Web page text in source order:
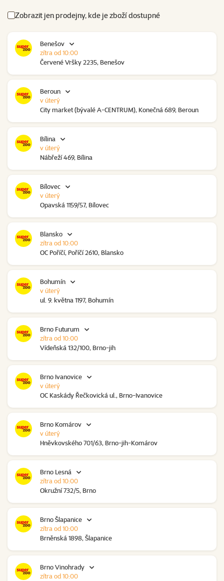
Zobrazit jen prodejny, kde je zboží dostupné
Benešov
Červené Vršky 2235, Benešov
zítra od 10:00
Beroun
City market (bývalé A-CENTRUM), Konečná 689, Beroun
v úterý
Bílina
Nábřeží 469, Bílina
v úterý
Bílovec
Opavská 1159/57, Bílovec
v úterý
Blansko
OC Poříčí, Poříčí 2610, Blansko
zítra od 10:00
Bohumín
ul. 9. května 1197, Bohumín
v úterý
Brno Futurum
Vídeňská 132/100, Brno-jih
zítra od 10:00
Brno Ivanovice
OC Kaskády Řečkovická ul., Brno-Ivanovice
v úterý
Brno Komárov
Hněvkovského 701/63, Brno-jih-Komárov
v úterý
Brno Lesná
Okružní 732/5, Brno
zítra od 10:00
Brno Šlapanice
Brněnská 1898, Šlapanice
zítra od 10:00
Brno Vinohrady
zítra od 10:00